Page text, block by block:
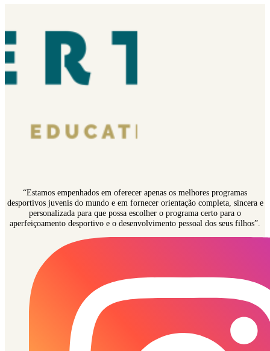
“Estamos empenhados em oferecer apenas os melhores programas
desportivos juvenis do mundo e em fornecer orientação completa, sincera e
personalizada para que possa escolher o programa certo para o
aperfeiçoamento desportivo e o desenvolvimento pessoal dos seus filhos”.